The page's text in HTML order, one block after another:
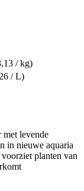
/ kg)
/ L)
met levende
in nieuwe aquaria
planten van